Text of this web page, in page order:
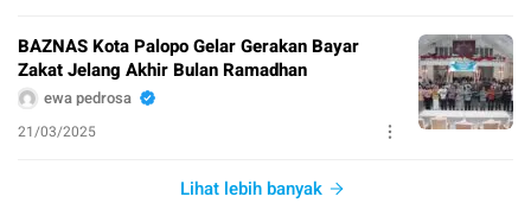
BAZNAS Kota Palopo Gelar Gerakan Bayar
Zakat Jelang Akhir Bulan Ramadhan
ewa pedrosa
21/03/2025
Lihat lebih banyak